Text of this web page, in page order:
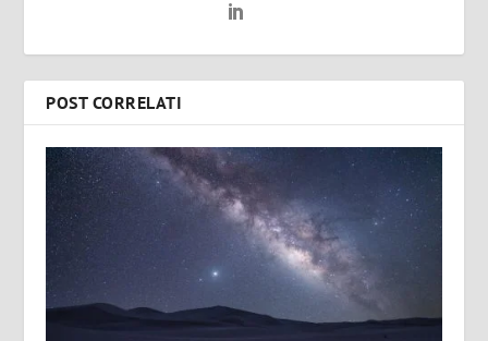
POST CORRELATI